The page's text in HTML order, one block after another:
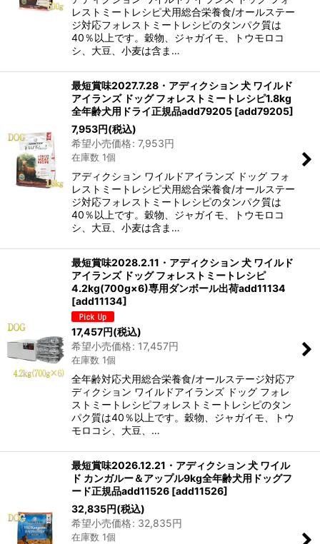
レストミートレシピ犬用総合栄養食/オールステー
ジ対応フォレストミートレシピのタンパク質は
40％以上です。穀物、ジャガイモ、トウモロコ
シ、大豆、小麦は含ま…
最短賞味2027.7.28・アディクション 犬 ワイルド
アイランズ ドッグ フォレストミートレシピ1.8kg
全年齢犬用ドライ正規品add79205 [add79205]
7,953円(税込)
希望小売価格: 7,953円
在庫数 1個
アディクション ワイルドアイランズ ドッグ フォ
レストミートレシピ犬用総合栄養食/オールステー
ジ対応フォレストミートレシピのタンパク質は
40％以上です。穀物、ジャガイモ、トウモロコ
シ、大豆、小麦は含ま…
最短賞味2028.2.11・アディクション 犬 ワイルド
アイランズ ドッグ フォレストミートレシピ
4.2kg(700g×6)専用ダンボール出荷add11134
[add11134]
17,457円(税込)
希望小売価格: 17,457円
在庫数 1個
全年齢対応犬用総合栄養食/オールステージ対応ア
ディクション ワイルドアイランズ ドッグ フォレ
ストミートレシピフォレストミートレシピのタン
パク質は40％以上です。穀物、ジャガイモ、トウ
モロコシ、大豆、…
最短賞味2026.12.21・アディクション 犬 ワイル
ド カンガルー＆アップル9kg全年齢犬用ドッグフ
ード正規品add11526 [add11526]
32,835円(税込)
希望小売価格: 32,835円
在庫数 1個